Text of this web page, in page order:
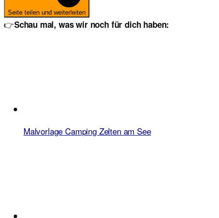
Seite teilen und weiterleiten
👉Schau mal, was wir noch für dich haben:
Malvorlage Camping Zelten am See